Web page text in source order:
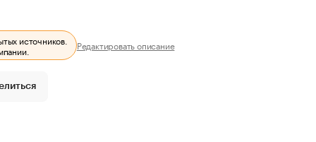
источников.
Редактировать описание